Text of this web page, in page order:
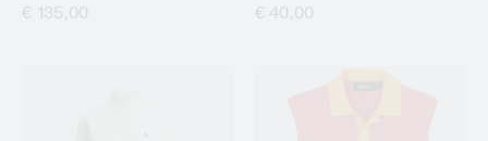
€ 135,00
€ 40,00